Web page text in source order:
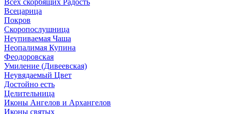
Всех скорбящих Радость
Всецарица
Покров
Скоропослушница
Неупиваемая Чаша
Неопалимая Купина
Феодоровская
Умиление (Дивеевская)
Неувядаемый Цвет
Достойно есть
Целительница
Иконы Ангелов и Архангелов
Иконы святых